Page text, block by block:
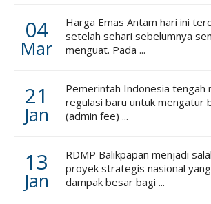
04
Mar
Harga Emas Antam hari ini
setelah sehari sebelumnya
menguat. Pada ...
21
Jan
Pemerintah Indonesia tengah
regulasi baru untuk mengatur
(admin fee) ...
13
Jan
RDMP Balikpapan menjadi
proyek strategis nasional
dampak besar bagi ...